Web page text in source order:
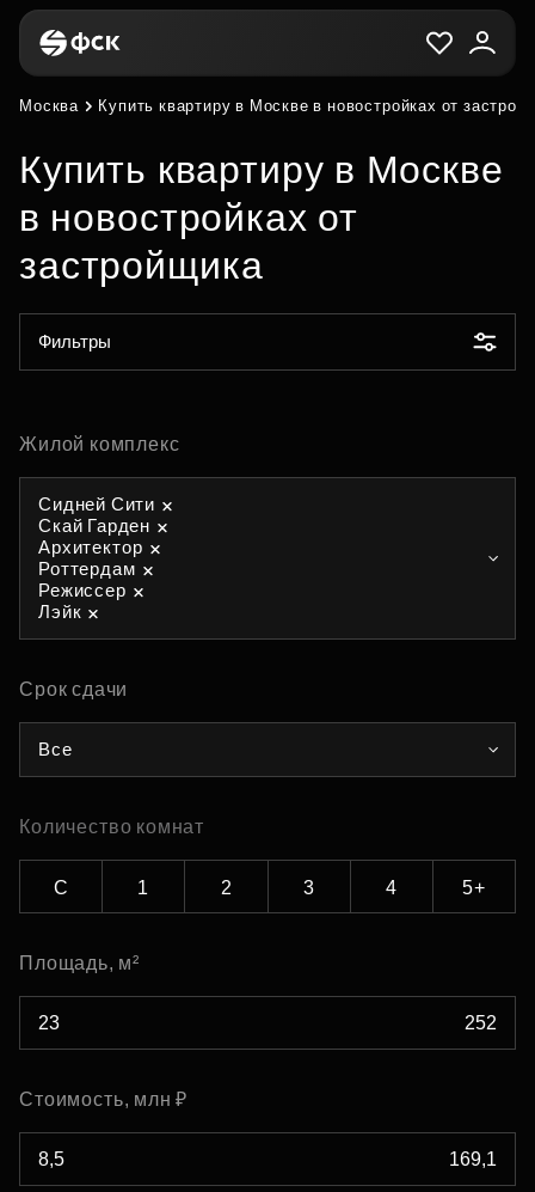
Москва Купить квартиру в Москве в новостройках от
Купить квартиру в Москве
в новостройках от
застройщика
Фильтры
Жилой комплекс
Сидней Сити
Скай Гарден
Архитектор
Роттердам
Режиссер
Лэйк
Срок сдачи
Все
Количество комнат
С 1 2 3 4 5+
Площадь, м²
Стоимость, млн ₽